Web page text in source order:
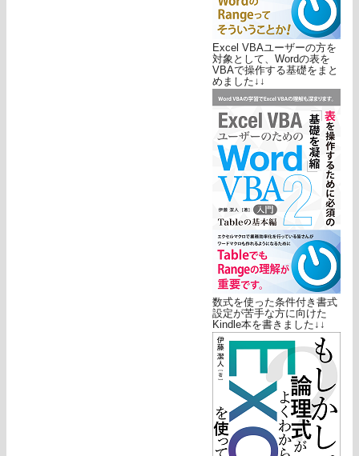
Excel VBAユーザーの方を
対象として、Wordの表を
VBAで操作する基礎をまと
めました↓↓
数式を使った条件付き書式
設定が苦手な方に向けた
Kindle本を書きました↓↓